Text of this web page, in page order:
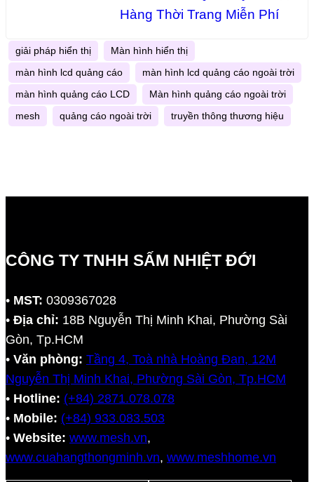
Hàng Thời Trang Miễn Phí
giải pháp hiển thị Màn hình hiển thị
màn hình lcd quảng cáo màn hình lcd quảng cáo ngoài trời
màn hình quảng cáo LCD Màn hình quảng cáo ngoài trời
mesh quảng cáo ngoài trời truyền thông thương hiệu
CÔNG TY TNHH SẤM NHIỆT ĐỚI
• MST: 0309367028
• Địa chỉ: 18B Nguyễn Thị Minh Khai, Phường Sài
Gòn, Tp.HCM
• Văn phòng: Tầng 4, Toà nhà Hoàng Đan, 12M
Nguyễn Thị Minh Khai, Phường Sài Gòn, Tp.HCM
• Hotline: (+84) 2871.078.078
• Mobile: (+84) 933.083.503
• Website: www.mesh.vn,
www.cuahangthongminh.vn, www.meshhome.vn